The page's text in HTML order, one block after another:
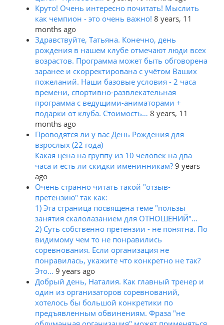
Круто! Очень интересно почитать! Мыслить
как чемпион - это очень важно! 8 years, 11
months ago
Здравствуйте, Татьяна. Конечно, день
рождения в нашем клубе отмечают люди всех
возрастов. Программа может быть обговорена
заранее и скорректирована с учётом Ваших
пожеланий. Наши базовые условия - 2 часа
времени, спортивно-развлекательная
программа с ведущими-аниматорами +
подарки от клуба. Стоимость… 8 years, 11
months ago
Проводятся ли у вас День Рождения для
взрослых (22 года)
Какая цена на группу из 10 человек на два
часа и есть ли скидки именинникам? 9 years
ago
Очень странно читать такой "отзыв-
претензию" так как:
1) Эта страница посвящена теме "пользы
занятия скалолазанием для ОТНОШЕНИЙ"...
2) Суть собственно претензии - не понятна. По
видимому чем то не понравились
соревнования. Если организация не
понравилась, укажите что конкретно не так?
Это… 9 years ago
Добрый день, Наталия. Как главный тренер и
один из организаторов соревнований,
хотелось бы большой конкретики по
предъявленным обвинениям. Фраза "не